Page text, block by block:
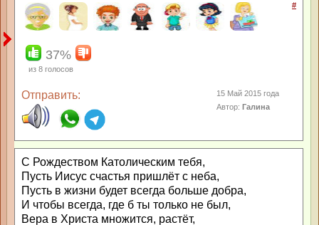
#
37%
из 8 голосов
Отправить:
15 Май 2015 года
Автор:Галина
С Рождеством Католическим тебя,
Пусть Иисус счастья пришлёт с неба,
Пусть в жизни будет всегда больше добра,
И чтобы всегда, где б ты только не был,
Вера в Христа множится, растёт,